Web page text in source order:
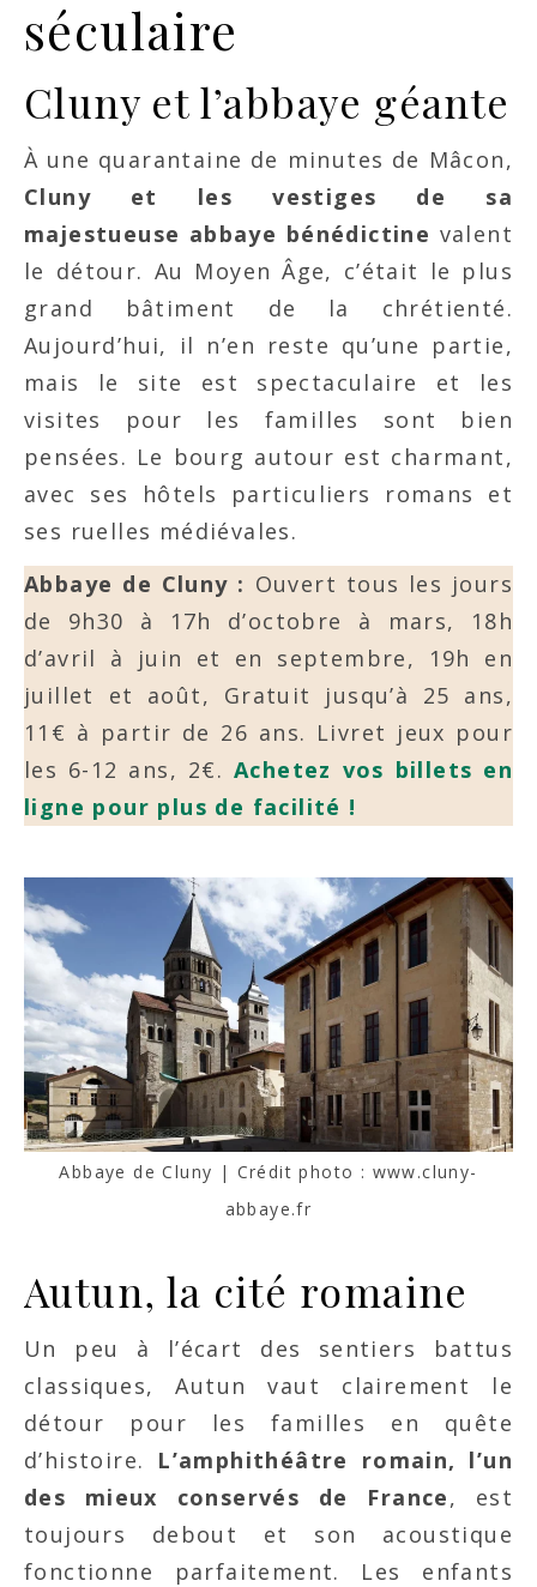
séculaire
Cluny et l’abbaye géante
À une quarantaine de minutes de Mâcon,
Cluny et les vestiges de sa
majestueuse abbaye bénédictine valent
le détour. Au Moyen Âge, c’était le plus
grand bâtiment de la chrétienté.
Aujourd’hui, il n’en reste qu’une partie,
mais le site est spectaculaire et les
visites pour les familles sont bien
pensées. Le bourg autour est charmant,
avec ses hôtels particuliers romans et
ses ruelles médiévales.
Abbaye de Cluny : Ouvert tous les jours
de 9h30 à 17h d’octobre à mars, 18h
d’avril à juin et en septembre, 19h en
juillet et août, Gratuit jusqu’à 25 ans,
11€ à partir de 26 ans. Livret jeux pour
les 6-12 ans, 2€. Achetez vos billets en
ligne pour plus de facilité !
Abbaye de Cluny | Crédit photo : www.cluny-
abbaye.fr
Autun, la cité romaine
Un peu à l’écart des sentiers battus
classiques, Autun vaut clairement le
détour pour les familles en quête
d’histoire. L’amphithéâtre romain, l’un
des mieux conservés de France, est
toujours debout et son acoustique
fonctionne parfaitement. Les enfants